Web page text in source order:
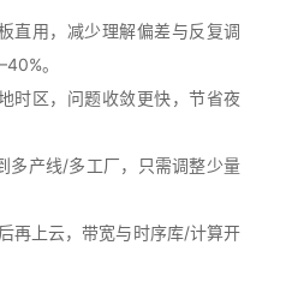
直用，减少理解偏差与反复调
。
时区，问题收敛更快，节省夜
多产线/多工厂，只需调整少量
再上云，带宽与时序库/计算开